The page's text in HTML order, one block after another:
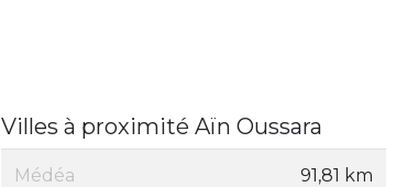
Villes à proximité Aïn Oussara
Médéa 91,81 km